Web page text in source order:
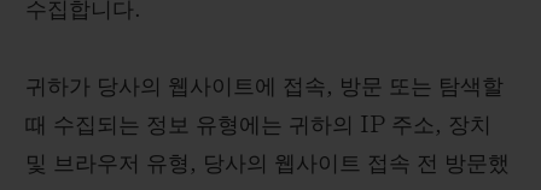
수집합니다.
귀하가 당사의 웹사이트에 접속, 방문 또는 탐색할
때 수집되는 정보 유형에는 귀하의 IP 주소, 장치
및 브라우저 유형, 당사의 웹사이트 접속 전 방문했